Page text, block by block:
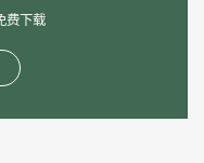
费下载